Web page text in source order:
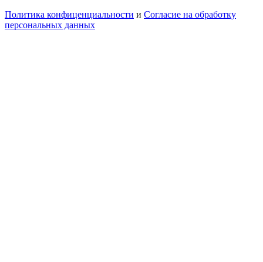
Политика конфиценциальности и Согласие на обработку
персональных данных